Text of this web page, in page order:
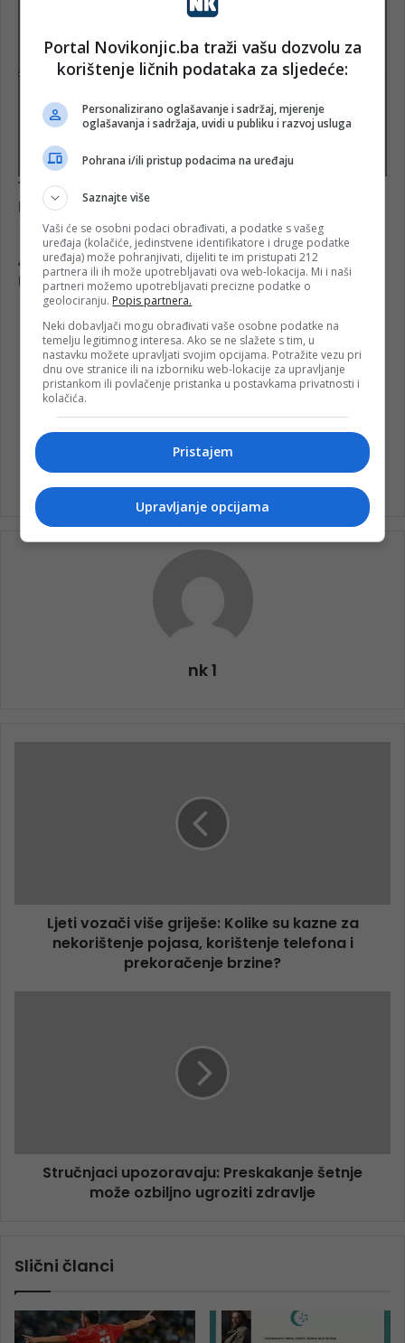
nk 1
Ljeti vozači više griješe: Kolike su kazne za
nekorištenje pojasa, korištenje telefona i
prekoračenje brzine?
Stručnjaci upozoravaju: Preskakanje šetnje
može ozbiljno ugroziti zdravlje
Slični članci
Portal Novikonjic.ba traži vašu dozvolu za
korištenje ličnih podataka za sljedeće:
Personalizirano oglašavanje i sadržaj, mjerenje
oglašavanja i sadržaja, uvidi u publiku i razvoj usluga
Pohrana i/ili pristup podacima na uređaju
Saznajte više
Vaši će se osobni podaci obrađivati, a podatke s vašeg
uređaja (kolačiće, jedinstvene identifikatore i druge podatke
uređaja) može pohranjivati, dijeliti te im pristupati 212
partnera ili ih može upotrebljavati ova web-lokacija. Mi i naši
partneri možemo upotrebljavati precizne podatke o
geolociranju. Popis partnera.
Neki dobavljači mogu obrađivati vaše osobne podatke na
temelju legitimnog interesa. Ako se ne slažete s tim, u
nastavku možete upravljati svojim opcijama. Potražite vezu pri
dnu ove stranice ili na izborniku web-lokacije za upravljanje
pristankom ili povlačenje pristanka u postavkama privatnosti i
kolačića.
Pristajem
Upravljanje opcijama